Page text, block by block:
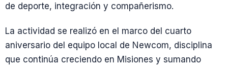
de deporte, integración y compañerismo.
La actividad se realizó en el marco del cuarto
aniversario del equipo local de Newcom, disciplina
que continúa creciendo en Misiones y sumando